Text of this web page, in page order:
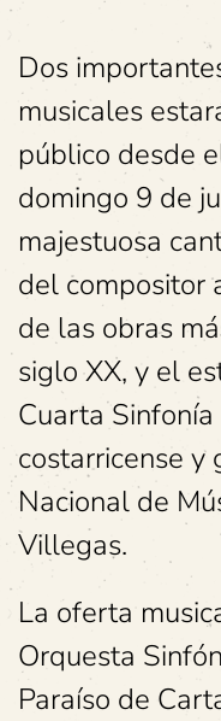
Dos
musicales
público desde
domingo 9 de
majestuosa
del compositor
de las obras
siglo XX, y el
Cuarta
costarricense y
Nacional de
Villegas.
La oferta
Orquesta
Paraíso de